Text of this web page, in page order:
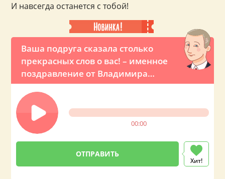
Ваша подруга сказала столько
прекрасных слов о вас! – именное
поздравление от Владимира
Владимировича
00:00
Хит!
И навсегда останется с тобой!